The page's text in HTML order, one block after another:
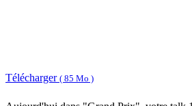
Télécharger ( 85 Mo )